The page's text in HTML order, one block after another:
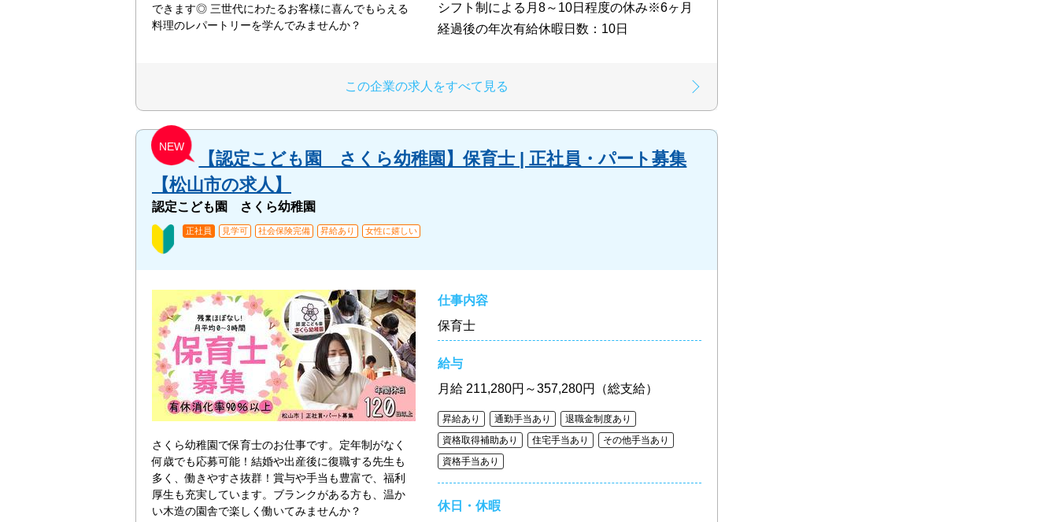
できます◎ 三世代にわたるお客様に喜んでもらえる
料理のレパートリーを学んでみませんか？
シフト制による月8～10日程度の休み※6ヶ月
経過後の年次有給休暇日数：10日
この企業の求人をすべて見る
NEW
【認定こども園 さくら幼稚園】保育士 | 正社員・パート募集
【松山市の求人】
認定こども園 さくら幼稚園
正社員 見学可 社会保険完備 昇給あり 女性に嬉しい
さくら幼稚園で保育士のお仕事です。定年制がなく
何歳でも応募可能！結婚や出産後に復職する先生も
多く、働きやすさ抜群！賞与や手当も豊富で、福利
厚生も充実しています。ブランクがある方も、温か
い木造の園舎で楽しく働いてみませんか？
仕事内容
保育士
給与
月給 211,280円～357,280円（総支給）
昇給あり 通勤手当あり
退職金制度あり
資格取得補助あり
住宅手当あり
その他手当あり
資格手当あり
休日・休暇